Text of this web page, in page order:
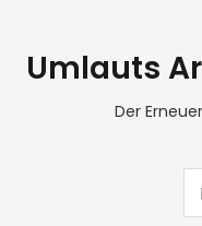
Umlauts
Der